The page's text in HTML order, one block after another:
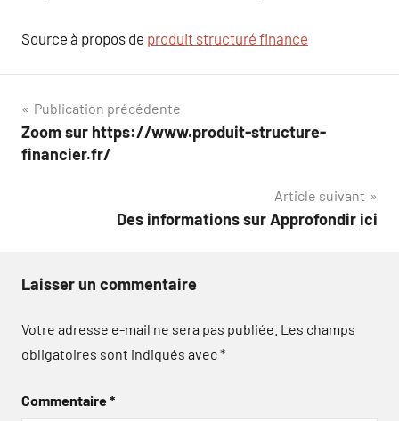
Source à propos de produit structuré finance
Navigation
de
Publication précédente
Zoom sur https://www.produit-structure-
financier.fr/
Article suivant
Des informations sur Approfondir ici
Laisser un commentaire
Votre adresse e-mail ne sera pas publiée. Les champs
obligatoires sont indiqués avec*
Commentaire*